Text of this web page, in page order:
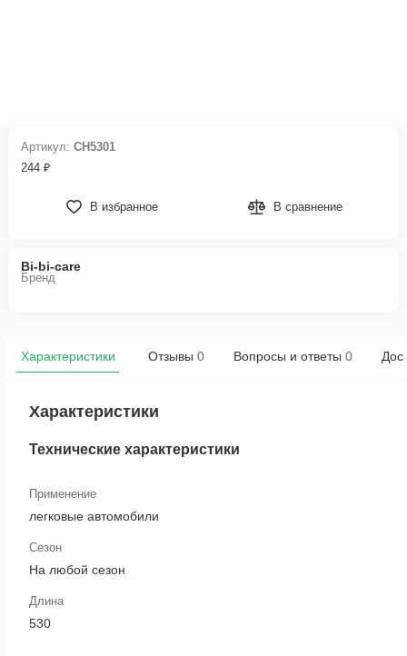
Bi-bi-care
Бренд
Артикул: CH5301
244 ₽
В избранное В сравнение
Характеристики Отзывы 0 Вопросы и ответы 0
Характеристики
Технические характеристики
Применение
легковые автомобили
Сезон
На любой сезон
Длина
530